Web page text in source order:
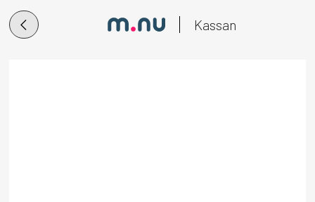
Kassan